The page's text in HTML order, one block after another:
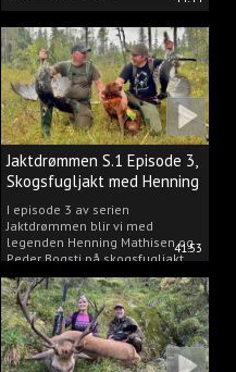
41:53
Jaktdrømmen S.1 Episode 3,
Skogsfugljakt med Henning
og Peder
I episode 3 av serien
Jaktdrømmen blir vi med
legenden Henning Mathisen og
Peder Bogsti på skogsfugljakt.